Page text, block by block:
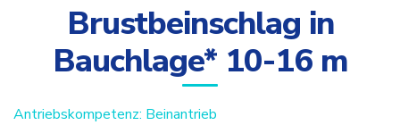
Brustbeinschlag in
Bauchlage* 10-16 m
Antriebskompetenz: Beinantrieb